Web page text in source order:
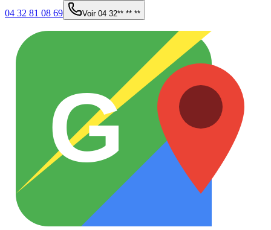
04 32 81 08 69
Voir 04 32** ** **
G